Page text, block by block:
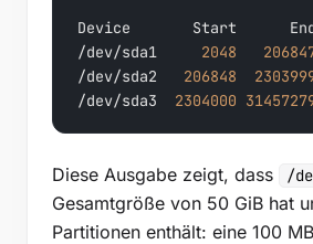
Device       Start      End
/dev/sda1 2048
/dev/sda2 206848
/dev/sda3 2304000
Diese Ausgabe zeigt, dass /
Gesamtgröße von 50 GiB hat
Partitionen enthält: eine 100